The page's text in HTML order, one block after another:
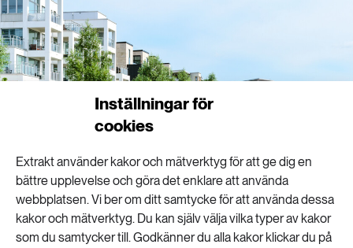
Inställningar för
cookies
Extrakt använder kakor och mätverktyg för att ge dig en
bättre upplevelse och göra det enklare att använda
webbplatsen. Vi ber om ditt samtycke för att använda dessa
kakor och mätverktyg. Du kan själv välja vilka typer av kakor
som du samtycker till. Godkänner du alla kakor klickar du på